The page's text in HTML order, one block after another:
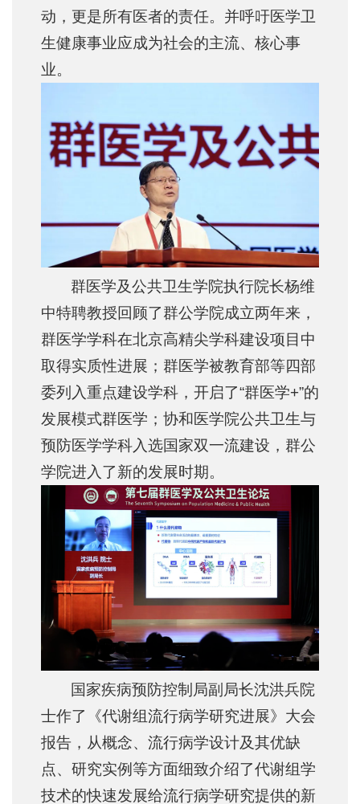
动，更是所有医者的责任。并呼吁医学卫
生健康事业应成为社会的主流、核心事
业。
群医学及公共卫生学院执行院长杨维
中特聘教授回顾了群公学院成立两年来，
群医学学科在北京高精尖学科建设项目中
取得实质性进展；群医学被教育部等四部
委列入重点建设学科，开启了“群医学+”的
发展模式群医学；协和医学院公共卫生与
预防医学学科入选国家双一流建设，群公
学院进入了新的发展时期。
国家疾病预防控制局副局长沈洪兵院
士作了《代谢组流行病学研究进展》大会
报告，从概念、流行病学设计及其优缺
点、研究实例等方面细致介绍了代谢组学
技术的快速发展给流行病学研究提供的新